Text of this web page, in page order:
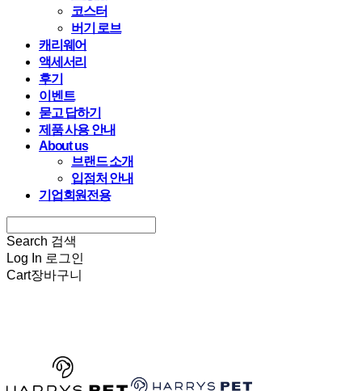
코스터
버기 로브
캐리웨어
액세서리
후기
이벤트
묻고 답하기
제품 사용 안내
About us
브랜드 소개
입점처 안내
기업회원전용
Search 검색
Log In 로그인
Cart장바구니